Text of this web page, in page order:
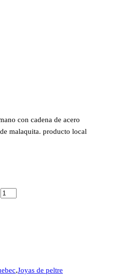
con cadena de acero
malaquita. producto local
,Joyas de peltre